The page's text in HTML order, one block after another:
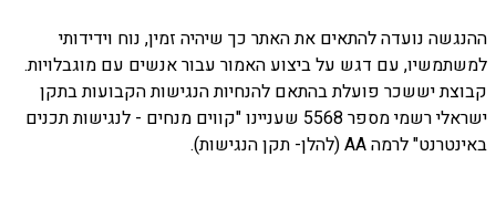
ההנגשה נועדה להתאים את האתר כך שיהיה זמין, נוח וידידותי
למשתמשיו, עם דגש על ביצוע האמור עבור אנשים עם מוגבלויות.
קבוצת יששכר פועלת בהתאם להנחיות הנגישות הקבועות בתקן
ישראלי רשמי מספר 5568 שעניינו "קווים מנחים - לנגישות תכנים
באינטרנט" לרמה AA (להלן- תקן הנגישות).